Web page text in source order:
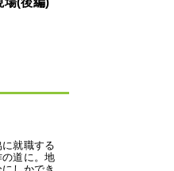
就職する
道に。地